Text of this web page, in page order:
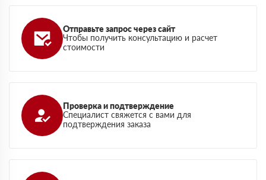
Отправьте запрос через сайт
Чтобы получить консультацию и расчет
стоимости
Проверка и подтверждение
Специалист свяжется с вами для
подтверждения заказа